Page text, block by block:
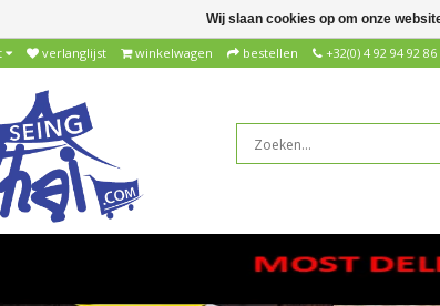
verlanglijst winkelwagen bestellen +32(0) 4 92 94 92 86
Wij slaan cookies op om onze